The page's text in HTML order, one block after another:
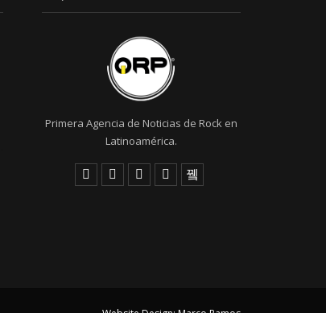
Primera Agencia de Noticias de Rock en
Latinoamérica.